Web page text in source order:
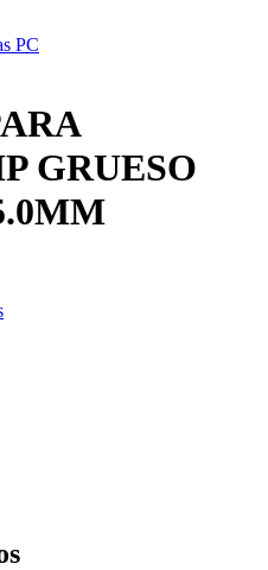
PC
GRUESO